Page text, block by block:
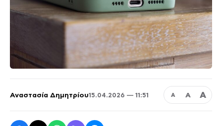
Αναστασία Δημητρίου15.04.2026 — 11:51 Α Α Α